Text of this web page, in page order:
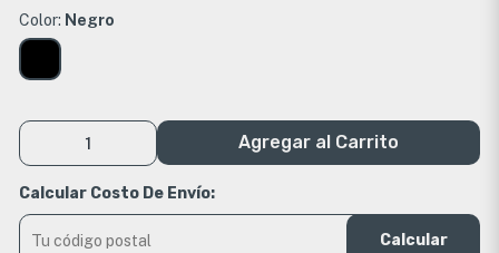
Color: Negro
Agregar al Carrito
Calcular Costo De Envío:
Calcular